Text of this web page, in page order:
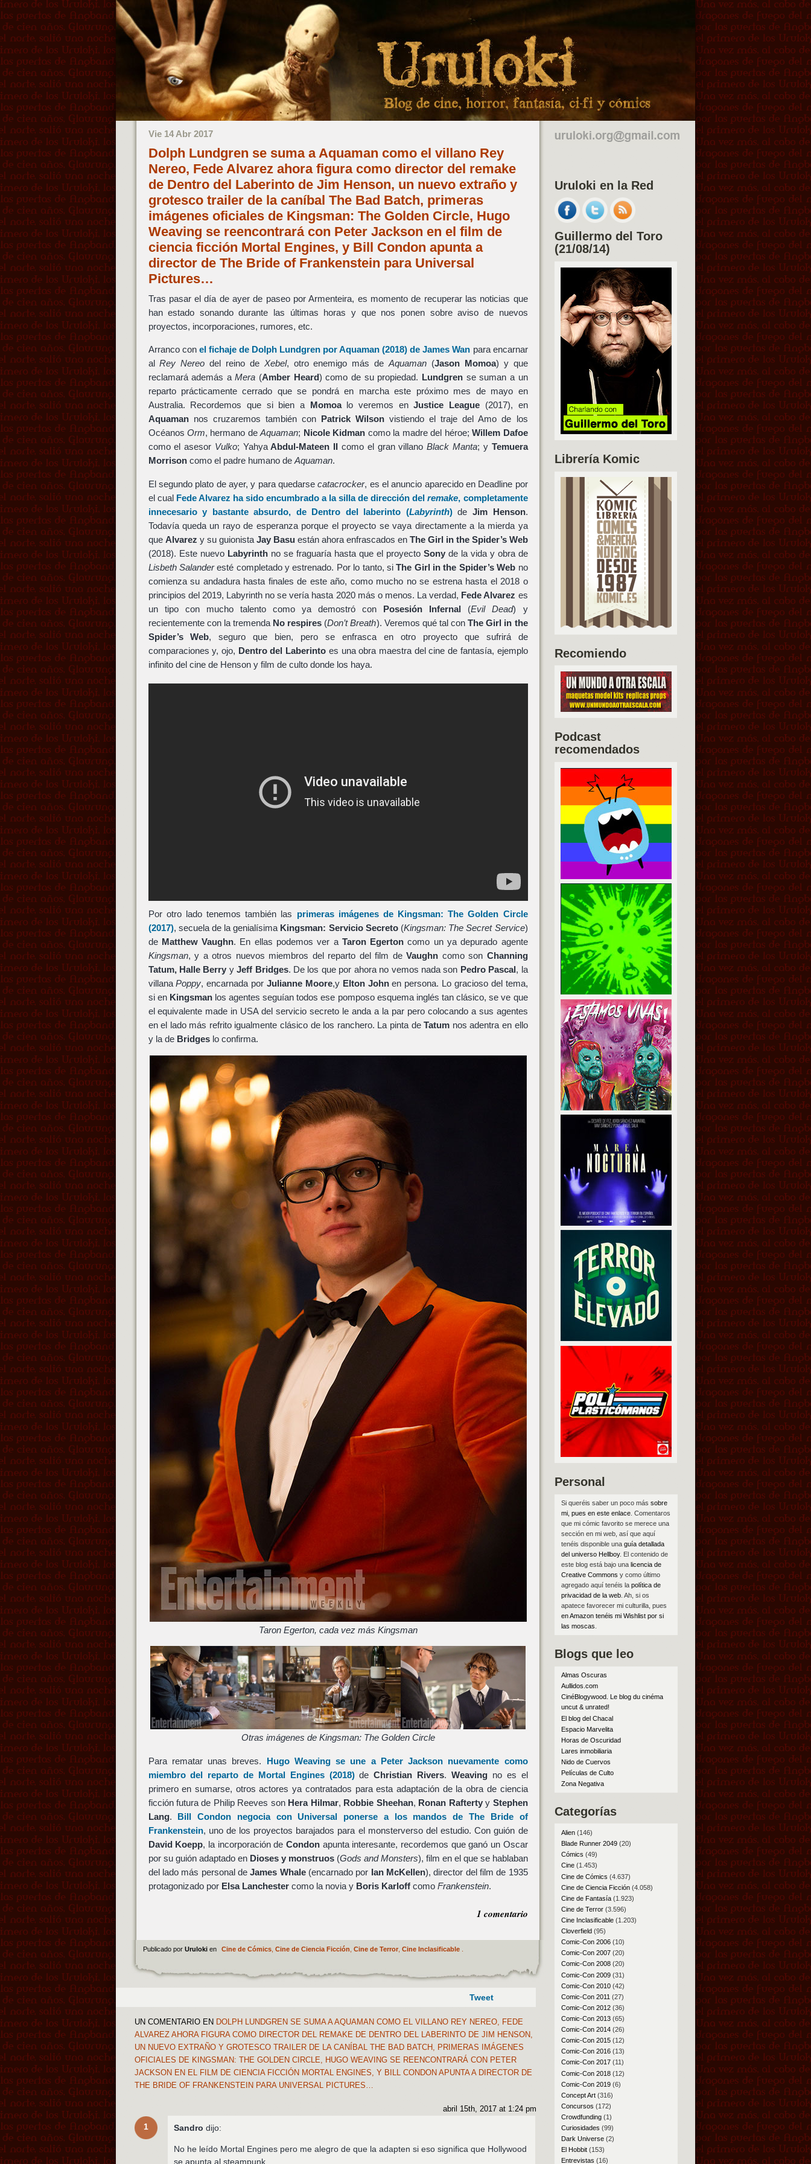
Vie 14 Abr 2017
Dolph Lundgren se suma a Aquaman como el villano Rey
Nereo, Fede Alvarez ahora figura como director del remake
de Dentro del Laberinto de Jim Henson, un nuevo extraño y
grotesco trailer de la caníbal The Bad Batch, primeras
imágenes oficiales de Kingsman: The Golden Circle, Hugo
Weaving se reencontrará con Peter Jackson en el film de
ciencia ficción Mortal Engines, y Bill Condon apunta a
director de The Bride of Frankenstein para Universal
Pictures…
Tras pasar el día de ayer de paseo por Armenteira, es momento de recuperar las noticias que
han estado sonando durante las últimas horas y que nos ponen sobre aviso de nuevos
proyectos, incorporaciones, rumores, etc.
Arranco con el fichaje de Dolph LundgrenporAquaman (2018) deJames Wan para encarnar
alRey Nereo del reino de Xebel, otro enemigo más deAquaman (Jason Momoa) y que
reclamará además aMera (Amber Heard) como de su propiedad. Lundgren se suman a un
reparto prácticamente cerrado que se pondrá en marcha este próximo mes de mayo en
Australia. Recordemos que si bien a Momoalo veremos enJustice League (2017), en
Aquamannos cruzaremos también con Patrick Wilson vistiendo el traje del Amo de los
Océanos Orm, hermano deAquaman; Nicole Kidman como la madre del héroe;Willem Dafoe
como el asesor Vulko; YahyaAbdul-Mateen II como el gran villanoBlack Manta; y Temuera
Morrisoncomo el padre humano de Aquaman.
El segundo plato de ayer, y para quedarsecatacrocker, es el anuncio aparecido en Deadline por
el cual Fede Alvarez ha sido encumbrado a la silla de dirección delremake, completamente
innecesario y bastante absurdo, de Dentro del laberinto (Labyrinth)de Jim Henson.
Todavía queda un rayo de esperanza porque el proyecto se vaya directamente a la mierda ya
que Alvarez y su guionista Jay Basuestán ahora enfrascados en The Girl in the Spider’s Web
(2018). Este nuevo Labyrinthno se fraguaría hasta que el proyecto Sonyde la vida y obra de
Lisbeth Salanderesté completado y estrenado. Por lo tanto, siThe Girl in the Spider’s Web no
comienza su andadura hasta finales de este año, como mucho no se estrena hasta el 2018 o
principios del 2019, Labyrinth no se vería hasta 2020 más o menos. La verdad, Fede Alvarez es
un tipo con mucho talento como ya demostró con Posesión Infernal (Evil Dead) y
recientemente con la tremenda No respires (Don’t Breath). Veremos qué tal conThe Girl in the
Spider’s Web, seguro que bien, pero se enfrasca en otro proyecto que sufrirá de
comparaciones y, ojo, Dentro del Laberinto es una obra maestra del cine de fantasía, ejemplo
infinito del cine de Henson y film de culto donde los haya.
Por otro lado tenemos también las primeras imágenes de Kingsman: The Golden Circle
(2017), secuela de la genialísima Kingsman: Servicio Secreto(Kingsman: The Secret Service)
de Matthew Vaughn. En ellas podemos ver a Taron Egerton como un ya depurado agente
Kingsman, y a otros nuevos miembros del reparto del film deVaughn como son Channing
Tatum, Halle Berry yJeff Bridges. De los que por ahora no vemos nada son Pedro Pascal, la
villanaPoppy, encarnada por Julianne Moore,y Elton Johnen persona. Lo gracioso del tema,
si en Kingsmanlos agentes seguían todos ese pomposo esquema inglés tan clásico, se ve que
el equivalente made in USA del servicio secreto le anda a la par pero colocando a sus agentes
en el lado más refrito igualmente clásico de los ranchero. La pinta deTatum nos adentra en ello
y la de Bridgeslo confirma.
Taron Egerton, cada vez más Kingsman
Otras imágenes de Kingsman: The Golden Circle
Para rematar unas breves. Hugo Weavingse une a Peter Jackson nuevamente como
miembro del reparto de Mortal Engines(2018)deChristian Rivers.Weaving no es el
primero en sumarse, otros actores ya contratados para esta adaptación de la obra de ciencia
ficción futura de Philip Reeves son Hera Hilmar, Robbie Sheehan, Ronan Raftertyy Stephen
Lang. Bill Condon negocia con Universal ponerse a los mandos deThe Bride of
Frankenstein, uno de los proyectos barajados para el monsterverso del estudio. Con guión de
David Koepp, la incorporación de Condonapunta interesante, recordemos que ganó un Oscar
por su guión adaptado en Dioses y monstruos(Gods and Monsters), film en el que se hablaban
del lado más personal deJames Whale(encarnado por Ian McKellen), director del film de 1935
protagonizado por Elsa Lanchestercomo la novia y Boris Karloffcomo Frankenstein.
1 comentario
Publicado por Uruloki en Cine de Cómics, Cine de Ciencia Ficción Cine de Terror, Cine Inclasificable.
Tweet
UN COMENTARIO EN DOLPH LUNDGREN SE SUMA A AQUAMAN COMO EL VILLANO REY NEREO, FEDE
ALVAREZ AHORA FIGURA COMO DIRECTOR DEL REMAKE DE DENTRO DEL LABERINTO DE JIM HENSON,
UN NUEVO EXTRAÑO Y GROTESCO TRAILER DE LA CANÍBAL THE BAD BATCH, PRIMERAS IMÁGENES
OFICIALES DE KINGSMAN: THE GOLDEN CIRCLE, HUGO WEAVING SE REENCONTRARÁ CON PETER
JACKSON EN EL FILM DE CIENCIA FICCIÓN MORTAL ENGINES, Y BILL CONDON APUNTA A DIRECTOR DE
THE BRIDE OF FRANKENSTEIN PARA UNIVERSAL PICTURES…
1
abril 15th, 2017 at 1:24 pm
Sandro dijo:
No he leído Mortal Engines pero me alegro de que la adapten si eso significa que Hollywood
se apunta al steampunk.
Uruloki en la Red
Guillermo del Toro
(21/08/14)
Librería Komic
Recomiendo
Podcast
recomendados
Personal
Si queréis saber un poco más sobre
mi, pues en este enlace. Comentaros
que mi cómic favorito se merece una
sección en mi web, así que aquí
tenéis disponible una guía detallada
del universo Hellboy. El contenido de
este blog está bajo una licencia de
Creative Commons y como último
agregado aquí tenéis la política de
privacidad de la web. Ah, si os
apatece favorecer mi culturilla, pues
en Amazon tenéis mi Wishlist por si
las moscas
Blogs que leo
Almas Oscuras
Aullidos.com
CinéBlogywood. Le blog du cinéma
uncut & unrated!
El blog del Chacal
Espacio Marvelita
Horas de Oscuridad
Lares inmobiliaria
Nido de Cuervos
Películas de Culto
Zona Negativa
Categorías
Alien(146)
Blade Runner 2049(20)
Cómics (49)
Cine(1.453)
Cine de Cómics (4.637)
Cine de Ciencia Ficción(4.058)
Cine de Fantasía(1.923)
Cine de Terror(3.596)
Cine Inclasificable(1.203)
Cloverfield(95)
Comic-Con 2006(10)
Comic-Con 2007(20)
Comic-Con 2008(20)
Comic-Con 2009(31)
Comic-Con 2010(42)
Comic-Con 2011 (27)
Comic-Con 2012(36)
Comic-Con 2013(65)
Comic-Con 2014(26)
Comic-Con 2015(12)
Comic-Con 2016(13)
Comic-Con 2017(11)
Comic-Con 2018(12)
Comic-Con 2019(6)
Concept Art(316)
Concursos (172)
Crowdfunding(1)
Curiosidades (99)
Dark Universe(2)
El Hobbit(153)
Entrevistas (16)